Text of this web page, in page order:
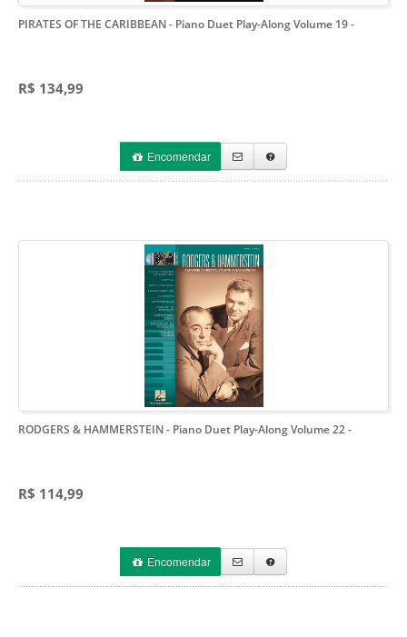
PIRATES OF THE CARIBBEAN - Piano Duet Play-Along Volume 19-
R$ 134,99
Encomendar
RODGERS & HAMMERSTEIN - Piano Duet Play-Along Volume 22-
R$ 114,99
Encomendar